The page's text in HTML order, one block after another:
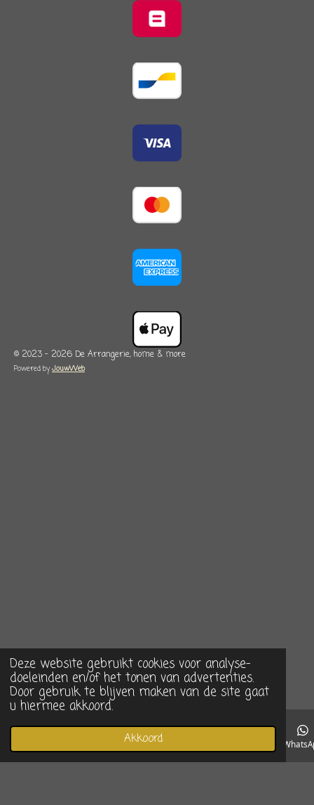
Deze website gebruikt cookies voor analyse-
doeleinden en/of het tonen van advertenties.
Door gebruik te blijven maken van de site gaat
u hiermee akkoord.
Akkoord
© 2023 - 2026 De Arrangerie, home & more
Powered byJouwWeb
Telefoonnummer